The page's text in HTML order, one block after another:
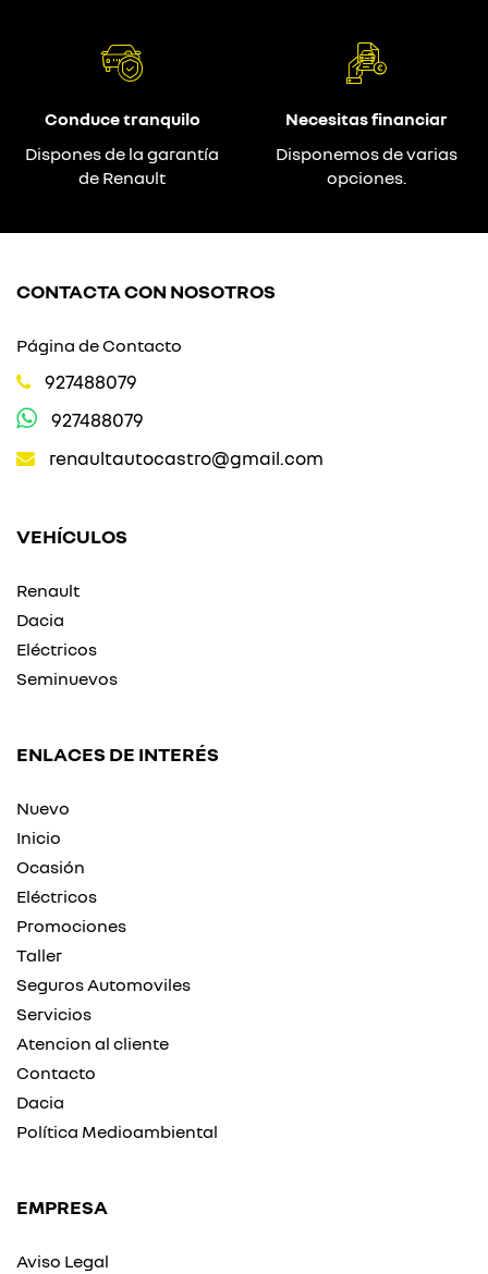
Conduce tranquilo
Dispones de la garantía
de Renault
Necesitas financiar
Disponemos de varias
opciones.
CONTACTA CON NOSOTROS
Página de Contacto
927488079
927488079
renaultautocastro@gmail.com
VEHÍCULOS
Renault
Dacia
Eléctricos
Seminuevos
ENLACES DE INTERÉS
Nuevo
Inicio
Ocasión
Eléctricos
Promociones
Taller
Seguros Automoviles
Servicios
Atencion al cliente
Contacto
Dacia
Política Medioambiental
EMPRESA
Aviso Legal